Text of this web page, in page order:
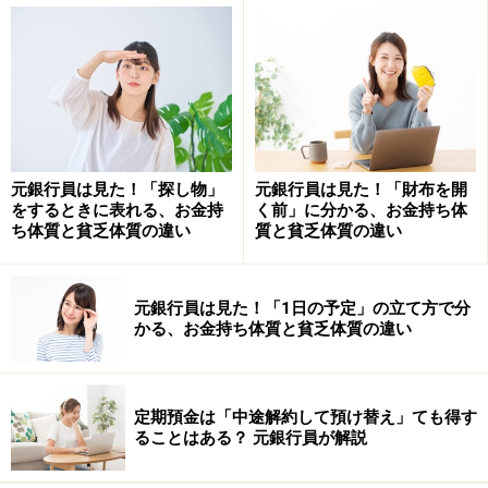
えから、苛立ちをぶつけてしまうケースも見られます。
お金が貯まる人は常に落ち着いており、相手の立場を尊
重する行動をとります。反対に、貯まらない人は自分の
都合を中心にふるまうことが多い……その違いが、じわじ
わと「お金の貯まり方」にも表れてくるのです。
お金が貯まる人は思いやりのある行動をす
る
お金が貯まる人は、いつも思いやりのある行動をしま
す。例えば銀行でお渡しする粗品。
これは取引内容や金額などによってあらかじめ決められ
ており、行員の判断で自由に差し上げることはできませ
ん。また、ボーナスシーズンなど時期によってラインア
ップが変わることもあります。
元銀行員は見た！「探し物」
をするときに表れる、お金持
ち体質と貧乏体質の違い
元銀行員は見た！「財布を開
く前」に分かる、お金持ち体
質と貧乏体質の違い
元銀行員は見た！「1日の予定」の立て方で分
かる、お金持ち体質と貧乏体質の違い
定期預金は「中途解約して預け替え」ても得す
ることはある？ 元銀行員が解説